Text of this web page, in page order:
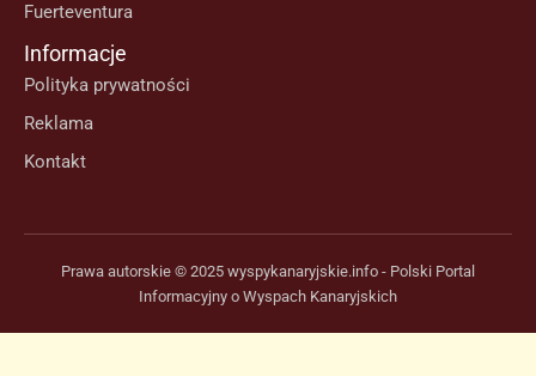
Fuerteventura
Informacje
Polityka prywatności
Reklama
Kontakt
Prawa autorskie © 2025 wyspykanaryjskie.info - Polski Portal
Informacyjny o Wyspach Kanaryjskich